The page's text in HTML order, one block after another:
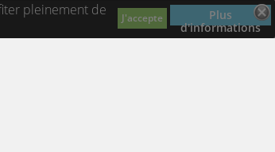
pleinement de
J'accepte
Plus
d'informations